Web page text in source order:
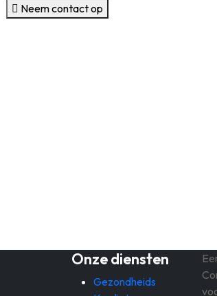
Neem contact op
Onze diensten
Gezondheids